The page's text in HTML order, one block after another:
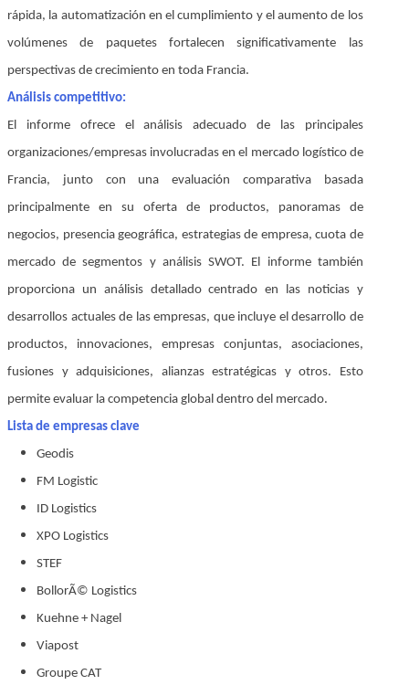
rápida, la automatización en el cumplimiento y el aumento de los
volúmenes de paquetes fortalecen significativamente las
perspectivas de crecimiento en toda Francia.
Análisis competitivo:
El informe ofrece el análisis adecuado de las principales
organizaciones/empresas involucradas en el mercado logístico de
Francia, junto con una evaluación comparativa basada
principalmente en su oferta de productos, panoramas de
negocios, presencia geográfica, estrategias de empresa, cuota de
mercado de segmentos y análisis SWOT. El informe también
proporciona un análisis detallado centrado en las noticias y
desarrollos actuales de las empresas, que incluye el desarrollo de
productos, innovaciones, empresas conjuntas, asociaciones,
fusiones y adquisiciones, alianzas estratégicas y otros. Esto
permite evaluar la competencia global dentro del mercado.
Lista de empresas clave
Geodis
FM Logistic
ID Logistics
XPO Logistics
STEF
BollorÃ© Logistics
Kuehne + Nagel
Viapost
Groupe CAT